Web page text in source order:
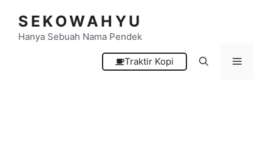
SEKOWAHYU
Hanya Sebuah Nama Pendek
Traktir Kopi Menu